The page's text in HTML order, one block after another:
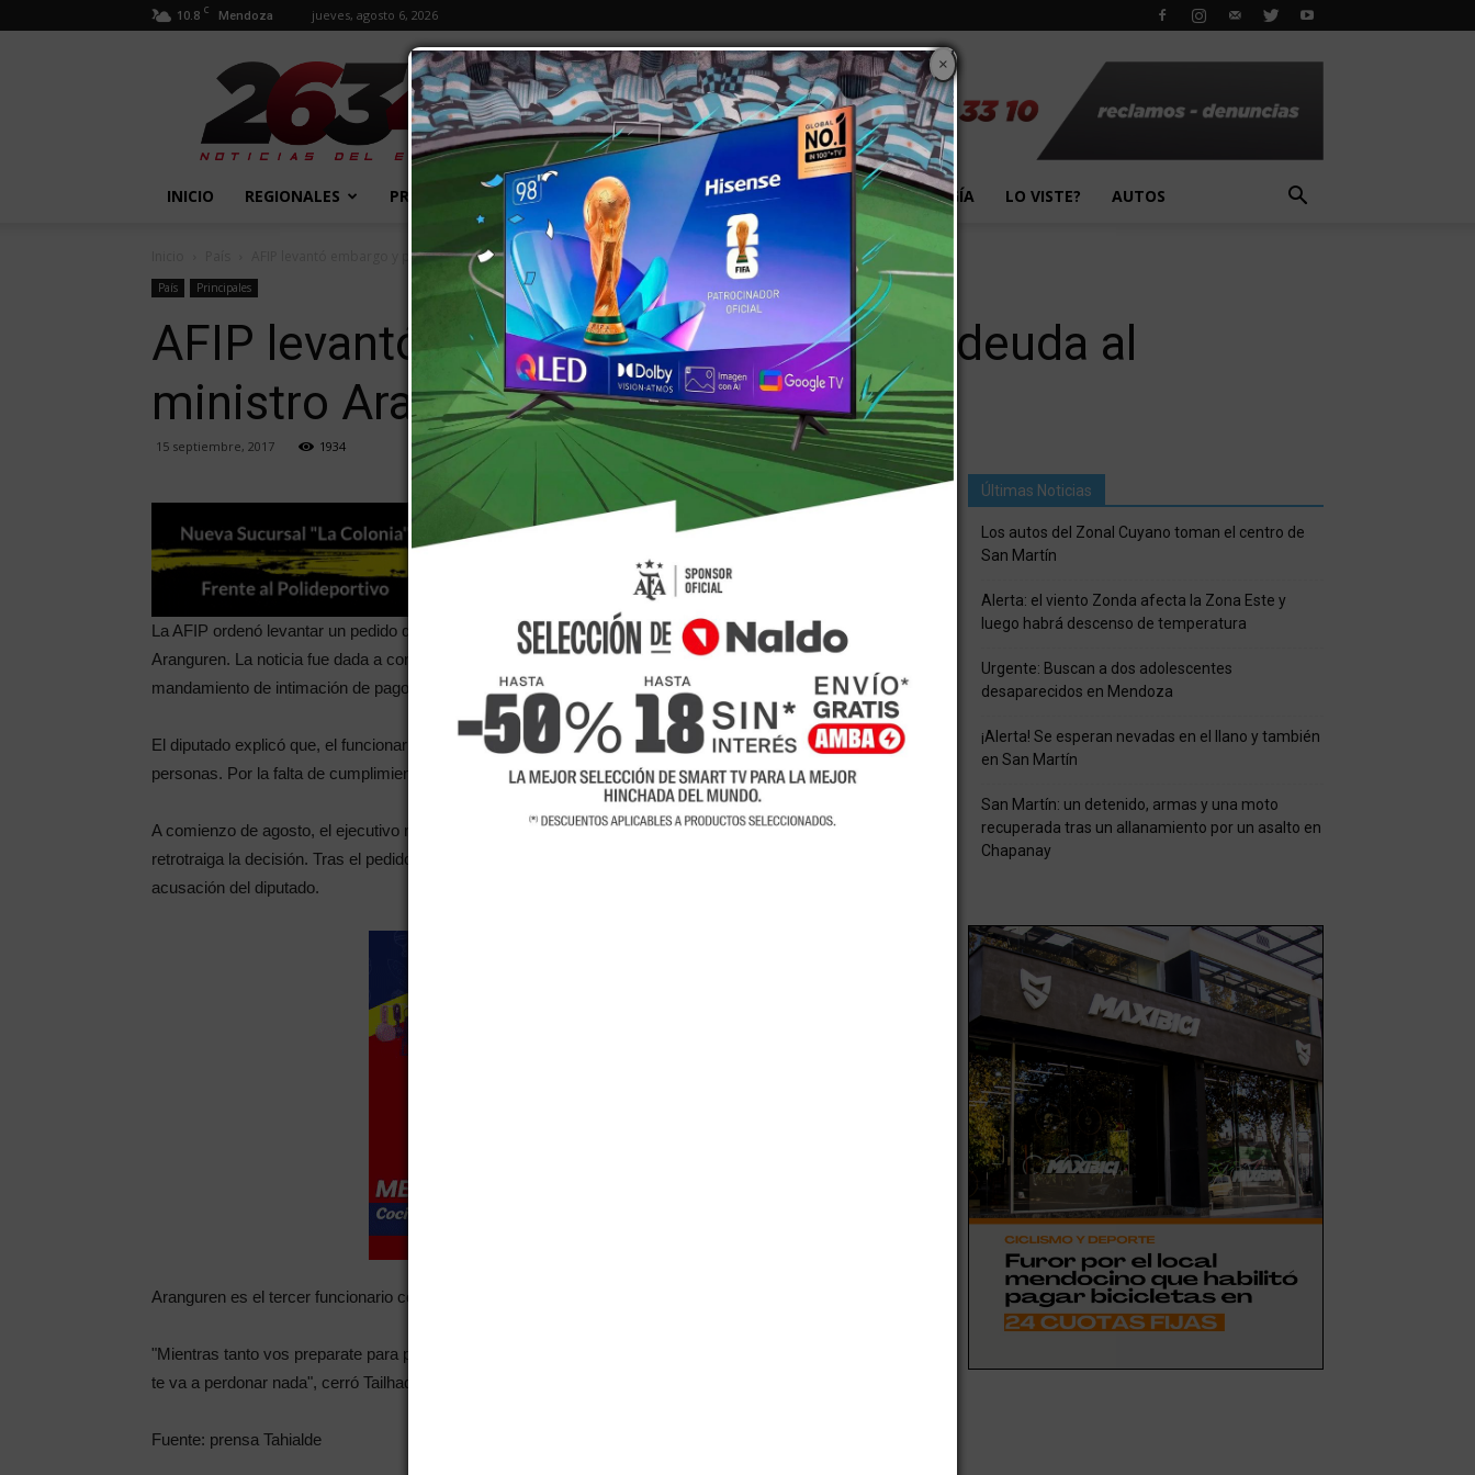
10.8 C Mendoza jueves, agosto 6, 2026
2634
Diario
INICIO REGIONALES PROVINCIALES EXTRA! MUNDO PAÍS EVENTOS TECNOLOGÍA LO VISTE? AUTOS
AFIP levantó embargo y perdonó una deuda al ministro Aranguren
País Principales
AFIP levantó embargo y perdonó una deuda al
ministro Aranguren
15 septiembre, 2017 1934
La AFIP ordenó levantar un pedido de embargo por evación fiscal contra el ministro de Energía, Juan José
Aranguren. La noticia fue dada a conocer por el diputado nacional Rodolfo Tailhade, quien publicó el
mandamiento de intimación de pago por una deuda con el organismo recaudador por $ 201.477.
El diputado explicó que, el funcionario decidió no pagar más de $ 200.000 de impuesto a los bienes
personas. Por la falta de cumplimiento, la AFIP le inició una demanda y le embargó los bienes.
A comienzo de agosto, el ejecutivo nacional habría ordenado al titular de la AFIP, Alberto Abad que
retrotraiga la decisión. Tras el pedido, el organismo condonó la deuda por $ 201.477, de acuerdo a la
acusación del diputado.
Aranguren es el tercer funcionario con más dinero del gobierno, detrás de Gustavo Arribas y Luis Caputo.
"Mientras tanto vos preparate para pagar hasta el último centavo del nuevo tarifazo de Aranguren. Macri no
te va a perdonar nada", cerró Tailhade.
Fuente: prensa Tahialde
×
Últimas Noticias
Los autos del Zonal Cuyano toman el centro de
San Martín
Alerta: el viento Zonda afecta la Zona Este y
luego habrá descenso de temperatura
Urgente: Buscan a dos adolescentes
desaparecidos en Mendoza
¡Alerta! Se esperan nevadas en el llano y también
en San Martín
San Martín: un detenido, armas y una moto
recuperada tras un allanamiento por un asalto en
Chapanay